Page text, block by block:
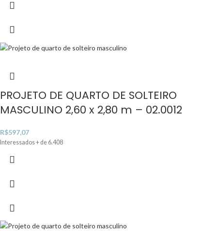
PROJETO DE QUARTO DE SOLTEIRO
MASCULINO 2,60 x 2,80 m – 02.0012
R$597,07
Interessados + de 6.408